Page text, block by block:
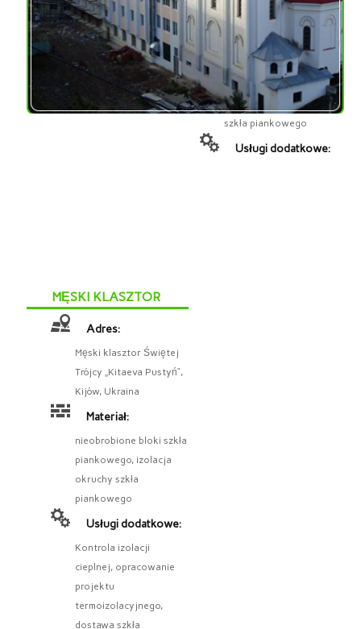
Ukraina
Materiał:
przyjazna dla
środowiska izolacja
szkło piankowe, okruchy
szkła piankowego
Usługi dodatkowe:
MĘSKI KLASZTOR
Adres:
Męski klasztor Świętej
Trójcy „Kitaeva Pustyń”,
Kijów, Ukraina
Materiał:
nieobrobione bloki szkła
piankowego, izolacja
okruchy szkła
piankowego
Usługi dodatkowe:
Kontrola izolacji
cieplnej, opracowanie
projektu
termoizolacyjnego,
dostawa szkła